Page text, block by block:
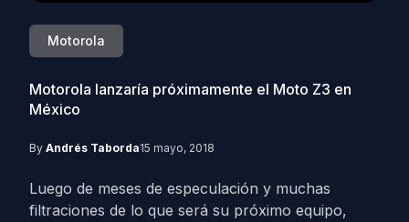
Motorola
Motorola lanzaría próximamente el Moto Z3 en
México
By Andrés Taborda15 mayo, 2018
Luego de meses de especulación y muchas
filtraciones de lo que será su próximo equipo,